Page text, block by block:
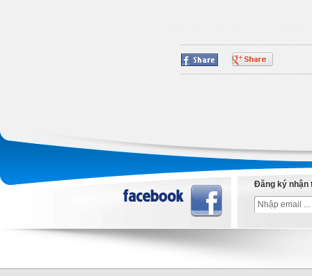
Đăng ký nhận